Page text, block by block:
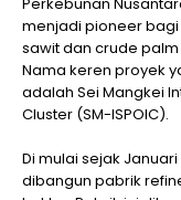
menjadi pioneer
sawit dan crude
Nama keren proyek
adalah Sei Mangkei
Cluster (SM-ISPOIC).
Di mulai sejak
dibangun pabrik